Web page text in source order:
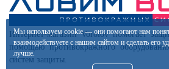
Интернет-магазин Vorolov помогает
помощью противокражного
систем защиты.
Мы используемcookie— они помогают нам
взаимодействуете с нашим сайтом и сделать его
лучше.